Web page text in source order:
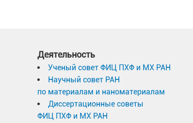
Деятельность
Ученый совет ФИЦ ПХФ и МХ РАН
Научный совет РАН
по материалам и наноматериалам
Диссертационные советы
ФИЦ ПХФ и МХ РАН